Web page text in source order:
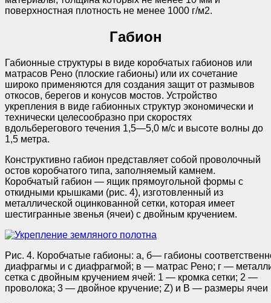
поверхностная плотность не менее 1000 г/м2.
Габион
Габионные структуры в виде коробчатых габионов или
матрасов Рено (плоские габионы) или их сочетание
широко применяются для создания защит от размывов
откосов, берегов и конусов мостов. Устройство
укрепления в виде габионных структур экономически и
технически целесообразно при скоростях
вдольберегового течения 1,5—5,0 м/с и высоте волны до
1,5 метра.
Конструктивно габион представляет собой проволочный
остов коробчатого типа, заполняемый камнем.
Коробчатый габион — ящик прямоугольной формы с
откидными крышками (рис. 4), изготовленный из
металлической оцинкованной сетки, которая имеет
шестигранные звенья (ячеи) с двойным кручением.
Рис. 4. Коробчатые габионы: а, б— габионы
диафрагмы и с диафрагмой; в — матрас Рено; г —
сетка с двойным кручением ячей: 1 — кромка сетки; 2 —
проволока; 3 — двойное кручение; Z) и В — размеры ячеи